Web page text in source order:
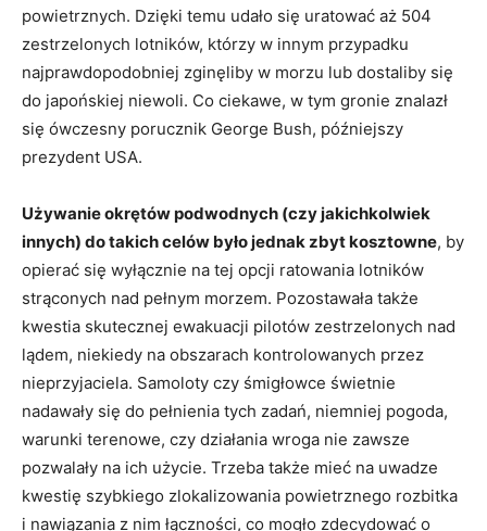
powietrznych. Dzięki temu udało się uratować aż 504
zestrzelonych lotników, którzy w innym przypadku
najprawdopodobniej zginęliby w morzu lub dostaliby się
do japońskiej niewoli. Co ciekawe, w tym gronie znalazł
się ówczesny porucznik George Bush, późniejszy
prezydent USA.
Używanie okrętów podwodnych (czy jakichkolwiek
innych) do takich celów było jednak zbyt kosztowne, by
opierać się wyłącznie na tej opcji ratowania lotników
strąconych nad pełnym morzem. Pozostawała także
kwestia skutecznej ewakuacji pilotów zestrzelonych nad
lądem, niekiedy na obszarach kontrolowanych przez
nieprzyjaciela. Samoloty czy śmigłowce świetnie
nadawały się do pełnienia tych zadań, niemniej pogoda,
warunki terenowe, czy działania wroga nie zawsze
pozwalały na ich użycie. Trzeba także mieć na uwadze
kwestię szybkiego zlokalizowania powietrznego rozbitka
i nawiązania z nim łączności, co mogło zdecydować o